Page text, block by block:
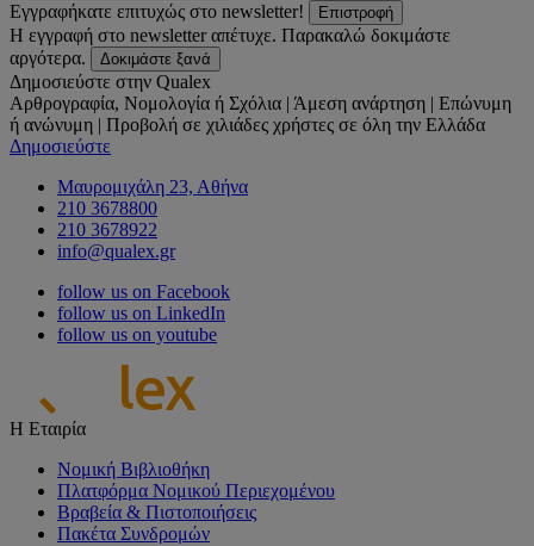
Εγγραφήκατε επιτυχώς στο newsletter!
Επιστροφή
Η εγγραφή στο newsletter απέτυχε. Παρακαλώ δοκιμάστε
αργότερα.
Δοκιμάστε ξανά
Δημοσιεύστε στην Qualex
Αρθρογραφία, Νομολογία ή Σχόλια | Άμεση ανάρτηση | Επώνυμη
ή ανώνυμη | Προβολή σε χιλιάδες χρήστες σε όλη την Ελλάδα
Δημοσιεύστε
Μαυρομιχάλη 23, Αθήνα
210 3678800
210 3678922
info@qualex.gr
follow us on Facebook
follow us on LinkedIn
follow us on youtube
Η Εταιρία
Νομική Βιβλιοθήκη
Πλατφόρμα Νομικού Περιεχομένου
Βραβεία & Πιστοποιήσεις
Πακέτα Συνδρομών